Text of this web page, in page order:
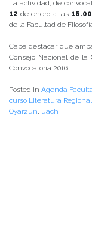
La actividad, de
12 de enero a las
de la Facultad de
Cabe destacar que
Consejo Nacional de
Convocatoria 2016.
Posted in Agenda
curso Literatura Regional
Oyarzún, uach